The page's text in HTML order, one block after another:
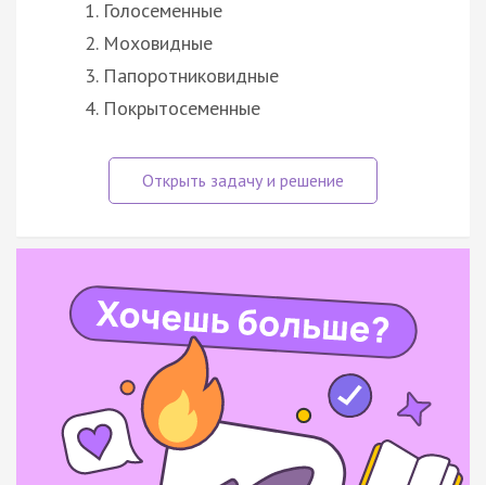
Голосеменные
Моховидные
Папоротниковидные
Покрытосеменные